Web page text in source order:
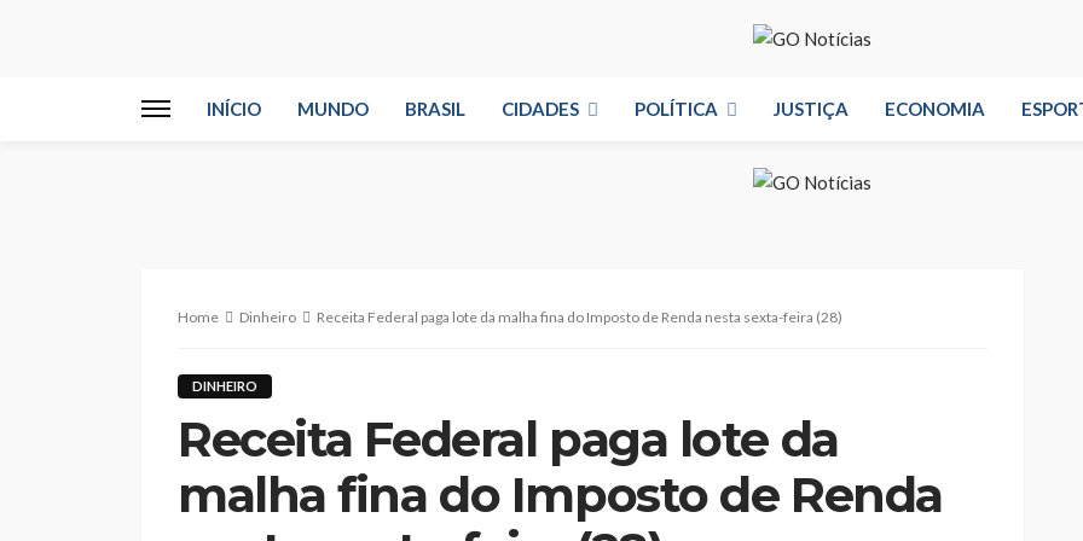
INÍCIO MUNDO BRASIL CIDADES POLÍTICA JUSTIÇA ECONOMIA
Home Dinheiro Receita Federal paga lote da malha fina do Imposto de Renda nesta sexta-feira (28)
DINHEIRO
Receita Federal paga lote da
malha fina do Imposto de Renda